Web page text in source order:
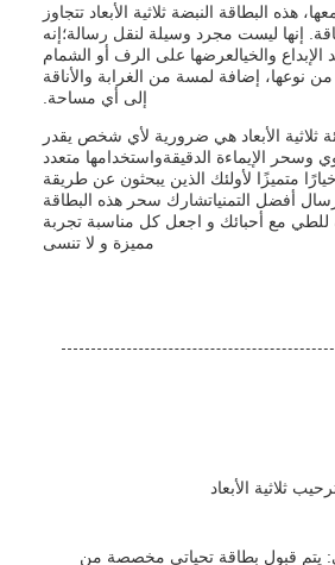
هذه البطاقة النبضة ثلاثية الأبعاد تتجاوز
إنها ليست مجرد وسيلة لنقل رسالة؛إنه
والخيالعرضها على الرف أو الشمام
نوعها، إضافة لمسة من الغرابة والأناقة
إلى أي مساحة.
ثلاثية الأبعاد هي ضرورية لأي شخص يقدر
وسحر الإيماءة الدقيقةواستخدامها متعدد
متميزًا لأولئك الذين يبحثون عن طريقة
أفضل التمنياتشارك سحر هذه البطاقة
للطي مع أحبائك و اجعل كل مناسبة تجربة
مميزة و لا تنسى
ثلاثية الأبعاد
يتم قبول بطاقة تحياتي مخصصة من